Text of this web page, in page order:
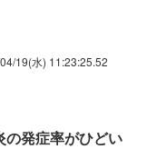
19(水) 11:23:25.52
の発症率がひどい